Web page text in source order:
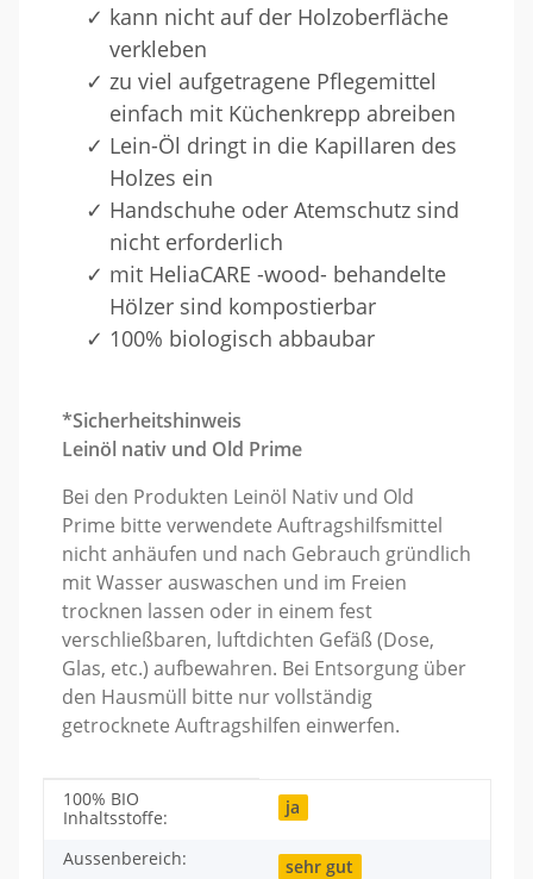
kann nicht auf der Holzoberfläche
verkleben
zu viel aufgetragene Pflegemittel
einfach mit Küchenkrepp abreiben
Lein-Öl dringt in die Kapillaren des
Holzes ein
Handschuhe oder Atemschutz sind
nicht erforderlich
mit HeliaCARE -wood- behandelte
Hölzer sind kompostierbar
100% biologisch abbaubar
*Sicherheitshinweis
Leinöl nativ und Old Prime
Bei den Produkten Leinöl Nativ und Old
Prime bitte verwendete Auftragshilfsmittel
nicht anhäufen und nach Gebrauch gründlich
mit Wasser auswaschen und im Freien
trocknen lassen oder in einem fest
verschließbaren, luftdichten Gefäß (Dose,
Glas, etc.) aufbewahren. Bei Entsorgung über
den Hausmüll bitte nur vollständig
getrocknete Auftragshilfen einwerfen.
Produkteigenschaft
Wert
100% BIO
Inhaltsstoffe:
ja
Aussenbereich: sehr gut